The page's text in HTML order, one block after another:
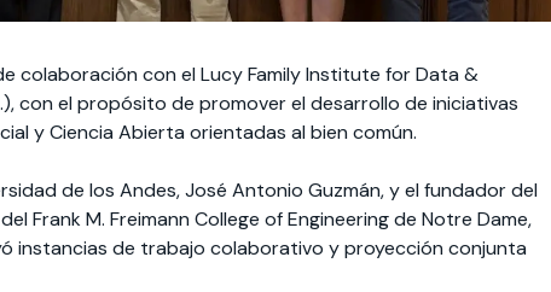
colaboración con el Lucy Family Institute for Data &
con el propósito de promover el desarrollo de iniciativas
y Ciencia Abierta orientadas al bien común.
de los Andes, José Antonio Guzmán, y el fundador del
Frank M. Freimann College of Engineering de Notre Dame,
instancias de trabajo colaborativo y proyección conjunta